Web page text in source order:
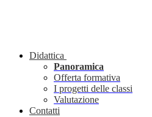
Didattica
Panoramica
Offerta formativa
I progetti delle classi
Valutazione
Contatti